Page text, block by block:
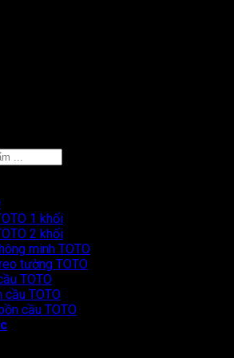
1 khối
2 khối
minh TOTO
tường TOTO
TOTO
cầu TOTO
cầu TOTO